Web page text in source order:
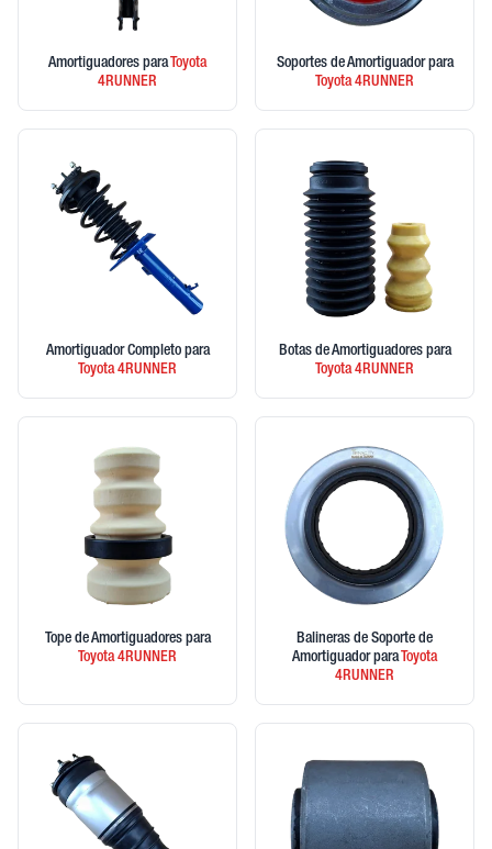
Amortiguadores para Toyota
4RUNNER
Soportes de Amortiguador para
Toyota4RUNNER
Amortiguador Completo para
Toyota4RUNNER
Botas de Amortiguadores para
Toyota4RUNNER
Tope de Amortiguadores para
Toyota4RUNNER
Balineras de Soporte de
Amortiguador para Toyota
4RUNNER